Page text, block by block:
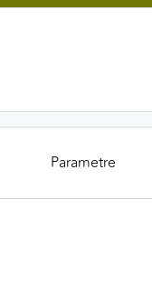
Parametre